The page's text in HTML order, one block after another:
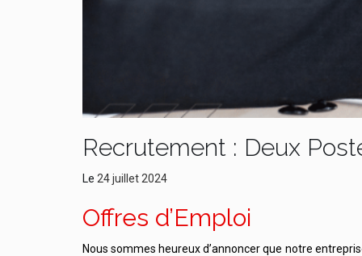
Recrutement : Deux
Le 24 juillet 2024
Offres d’Emploi
Nous sommes heureux d’annoncer que notre